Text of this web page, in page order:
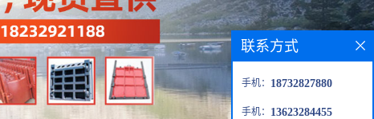
联系方式
手机： 18732827880
手机： 13623284455